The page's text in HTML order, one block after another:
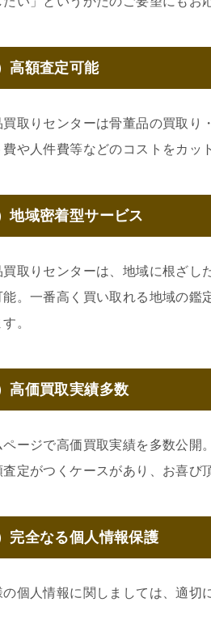
高額査定可能
買取りセンターは骨董品の買取り
や人件費等などのコストをカッ
地域密着型サービス
買取りセンターは、地域に根ざし
能。一番高く買い取れる地域の鑑
。
高価買取実績多数
ページで高価買取実績を多数公開
査定がつくケースがあり、お喜び
完全なる個人情報保護
の個人情報に関しましては、適切